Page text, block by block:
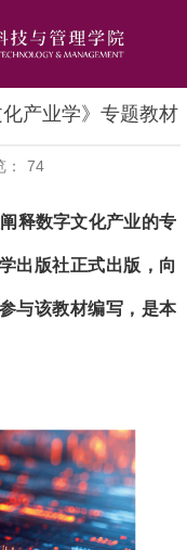
产业学》专题教材
74
释数字文化产业的专
出版社正式出版，向
与该教材编写，是本